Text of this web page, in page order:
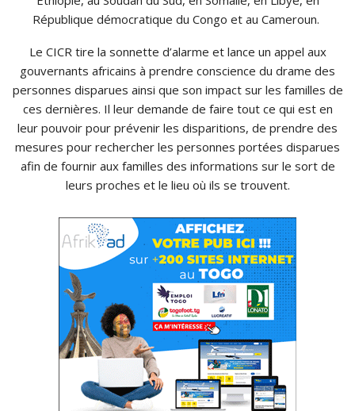
République démocratique du Congo et au Cameroun.
Le CICR tire la sonnette d’alarme et lance un appel aux
gouvernants africains à prendre conscience du drame des
personnes disparues ainsi que son impact sur les familles de
ces dernières. Il leur demande de faire tout ce qui est en
leur pouvoir pour prévenir les disparitions, de prendre des
mesures pour rechercher les personnes portées disparues
afin de fournir aux familles des informations sur le sort de
leurs proches et le lieu où ils se trouvent.